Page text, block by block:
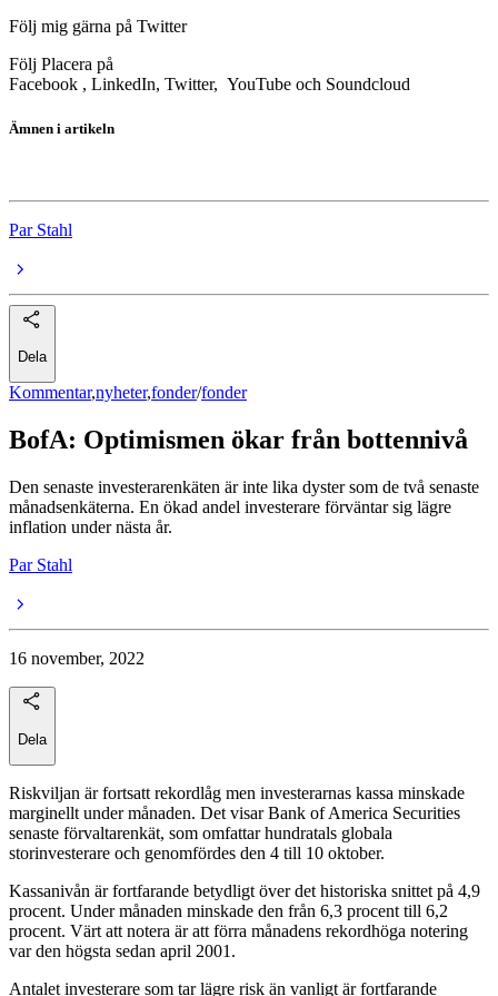
Följ mig gärna på Twitter
Följ Placera på
Facebook , LinkedIn, Twitter, YouTube och Soundcloud
Ämnen i artikeln
Par Stahl
Dela
Kommentar,nyheter,fonder/fonder
BofA: Optimismen ökar från bottennivå
Den senaste investerarenkäten är inte lika dyster som de två senaste
månadsenkäterna. En ökad andel investerare förväntar sig lägre
inflation under nästa år.
Par Stahl
16 november, 2022
Dela
Riskviljan är fortsatt rekordlåg men investerarnas kassa minskade
marginellt under månaden. Det visar Bank of America Securities
senaste förvaltarenkät, som omfattar hundratals globala
storinvesterare och genomfördes den 4 till 10 oktober.
Kassanivån är fortfarande betydligt över det historiska snittet på 4,9
procent. Under månaden minskade den från 6,3 procent till 6,2
procent. Värt att notera är att förra månadens rekordhöga notering
var den högsta sedan april 2001.
Antalet investerare som tar lägre risk än vanligt är fortfarande